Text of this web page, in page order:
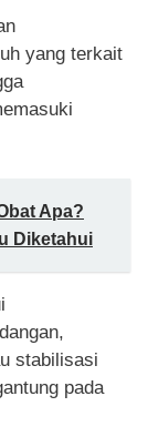
yang terkait
Apa?
Diketahui
stabilisasi
pada